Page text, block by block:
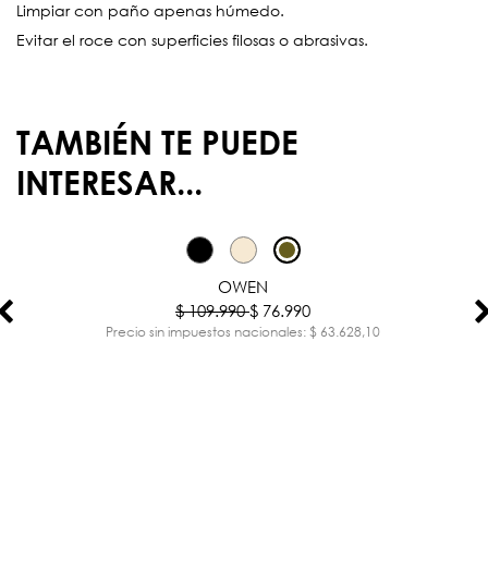
Limpiar con paño apenas húmedo.
Evitar el roce con superficies filosas o abrasivas.
TAMBIÉN TE PUEDE
INTERESAR...
OWEN
$ 109.990$ 76.990
Precio sin impuestos nacionales: $ 63.628,10